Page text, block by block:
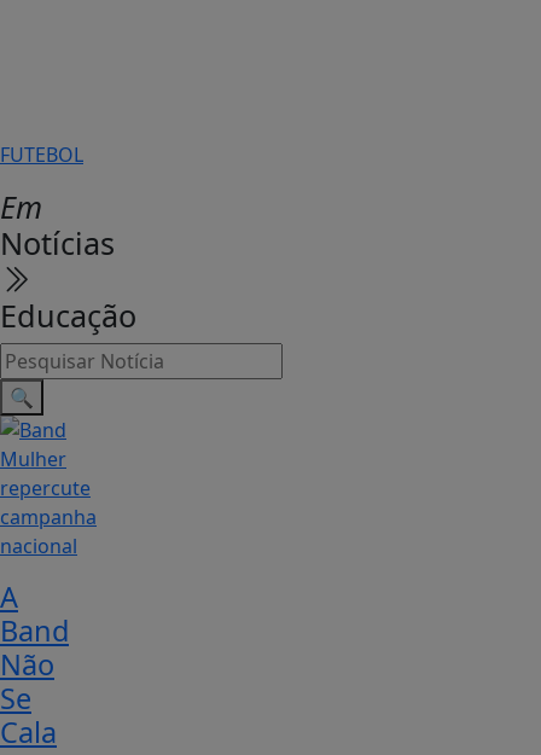
FUTEBOL
Em
Notícias
Educação
🔍
A
Band
Não
Se
Cala